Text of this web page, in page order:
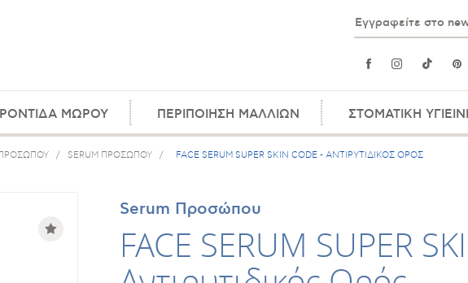
ΜΩΡΟΥ ΠΕΡΙΠΟΙΗΣΗ ΜΑΛΛΙΩΝ ΣΤΟΜΑΤΙΚΗ
/ SERUM ΠΡΟΣΩΠΟΥ / FACE SERUM SUPER SKIN CODE - ΑΝΤΙΡΥΤΙΔΙΚΟΣ ΟΡΟΣ
Serum Προσώπου
FACE SERUM SUPER